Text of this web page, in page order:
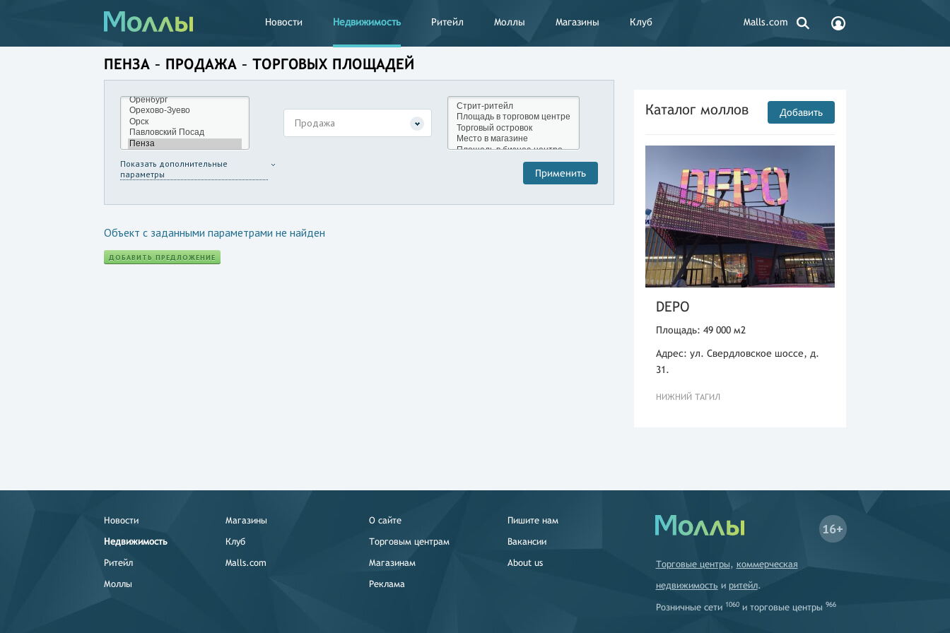
Новости Недвижимость Ритейл Моллы Магазины Клуб Malls.com
ПЕНЗА – ПРОДАЖА – ТОРГОВЫХ ПЛОЩАДЕЙ
Продажа
Показать дополнительные
параметры
Объект с заданными параметрами не найден
ДОБАВИТЬ ПРЕДЛОЖЕНИЕ
Каталог моллов Добавить
DEPO
Площадь: 49 000 м2
Адрес: ул. Свердловское шоссе, д.
31.
НИЖНИЙ ТАГИЛ
Новости
Недвижимость
Ритейл
Моллы
Магазины
Клуб
Malls.com
О сайте
Торговым центрам
Магазинам
Реклама
Пишите нам
Вакансии
About us
16+
Торговые центры, коммерческая
недвижимость и ритейл.
Розничные сети 1060и торговые центры 966